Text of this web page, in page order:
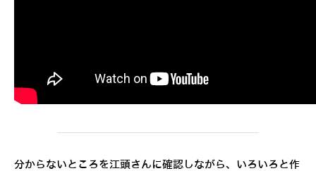
分からないところを江頭さんに確認しながら、いろいろと作